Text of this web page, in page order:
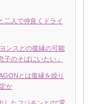
二人で仲良くドライ
ンスとの復縁の可能
のそばにいたい」
とは復縁を繰り
か